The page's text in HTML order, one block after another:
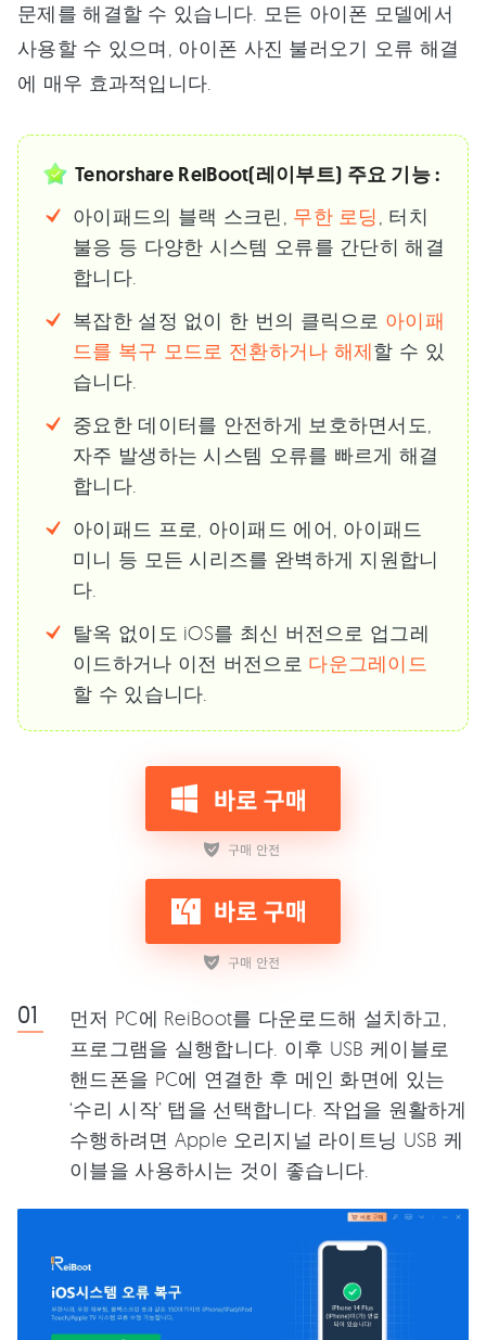
문제를 해결할 수 있습니다. 모든 아이폰 모델에서
사용할 수 있으며, 아이폰 사진 불러오기 오류 해결
에 매우 효과적입니다.
Tenorshare ReiBoot(레이부트) 주요 기능 :
아이패드의 블랙 스크린, 무한 로딩 , 터치
불응 등 다양한 시스템 오류를 간단히 해결
합니다.
복잡한 설정 없이 한 번의 클릭으로 아이패
드를 복구 모드로 전환하거나 해제할 수 있
습니다.
중요한 데이터를 안전하게 보호하면서도,
자주 발생하는 시스템 오류를 빠르게 해결
합니다.
아이패드 프로, 아이패드 에어, 아이패드
미니 등 모든 시리즈를 완벽하게 지원합니
다.
탈옥 없이도 iOS를 최신 버전으로 업그레
이드하거나 이전 버전으로 다운그레이드
할 수 있습니다.
먼저 PC에 ReiBoot를 다운로드해 설치하고,
프로그램을 실행합니다. 이후 USB 케이블로
핸드폰을 PC에 연결한 후 메인 화면에 있는
‘수리 시작’ 탭을 선택합니다. 작업을 원활하게
수행하려면 Apple 오리지널 라이트닝 USB 케
이블을 사용하시는 것이 좋습니다.